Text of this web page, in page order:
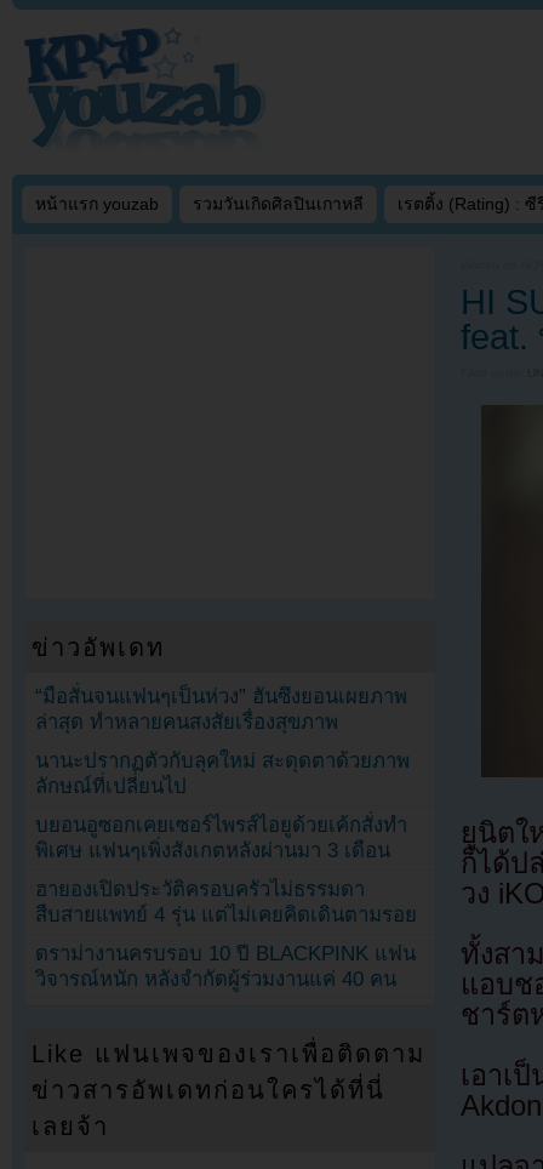
หน้าแรก youzab รวมวันเกิดศิลปินเกาหลี เรตติ้ง (Rating) : ซี
HI
feat.
ยูนิตใ
ก็ได้ป
วง
ทั้งสา
แอบช
ชาร์ต
เอาเ
ข่าวอัพเดท
“มือสั่นจนแฟนๆเป็นห่วง” ฮันซึงยอนเผยภาพ
ล่าสุด ทำหลายคนสงสัยเรื่องสุขภาพ
นานะปรากฏตัวกับลุคใหม่ สะดุดตาด้วยภาพ
ลักษณ์ที่เปลี่ยนไป
บยอนอูซอกเคยเซอร์ไพรส์ไอยูด้วยเค้กสั่งทำ
พิเศษ แฟนๆเพิ่งสังเกตหลังผ่านมา 3 เดือน
ฮายองเปิดประวัติครอบครัวไม่ธรรมดา
สืบสายแพทย์ 4 รุ่น แต่ไม่เคยคิดเดินตามรอย
ดราม่างานครบรอบ 10 ปี BLACKPINK แฟน
วิจารณ์หนัก หลังจำกัดผู้ร่วมงานแค่ 40 คน
Like แฟนเพจของเราเพื่อติดตาม
ข่าวสารอัพเดทก่อนใครได้ที่นี่
เลยจ้า